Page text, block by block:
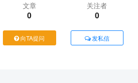
文章
0
关注者
0
向TA提问 发私信